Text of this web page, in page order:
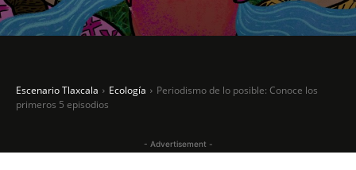
Escenario Tlaxcala Ecología
Periodismo de lo posible: Conoce los
primeros 5 episodios
- Advertisement -